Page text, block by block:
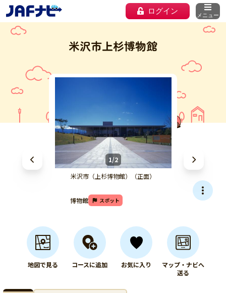
ログイン メニュー
米沢市上杉博物館
1/2
米沢市（上杉博物館）（正面）
博物館 スポット
地図で見る コースに追加 お気に入り
マップ・ナビへ
送る